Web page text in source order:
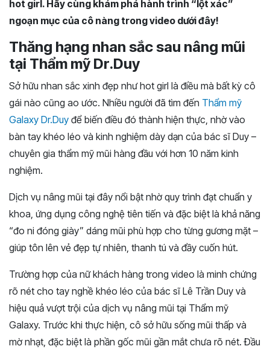
hot girl. Hãy cùng khám phá hành trình “lột xác”
ngoạn mục của cô nàng trong video dưới đây!
Thăng hạng nhan sắc sau nâng mũi
tại Thẩm mỹ Dr.Duy
Sở hữu nhan sắc xinh đẹp như hot girl là điều mà bất kỳ cô
gái nào cũng ao ước. Nhiều người đã tìm đến Thẩm mỹ
Galaxy Dr.Duy để biến điều đó thành hiện thực, nhờ vào
bàn tay khéo léo và kinh nghiệm dày dạn của bác sĩ Duy –
chuyên gia thẩm mỹ mũi hàng đầu với hơn 10 năm kinh
nghiệm.
Dịch vụ nâng mũi tại đây nổi bật nhờ quy trình đạt chuẩn y
khoa, ứng dụng công nghệ tiên tiến và đặc biệt là khả năng
“đo ni đóng giày” dáng mũi phù hợp cho từng gương mặt –
giúp tôn lên vẻ đẹp tự nhiên, thanh tú và đầy cuốn hút.
Trường hợp của nữ khách hàng trong video là minh chứng
rõ nét cho tay nghề khéo léo của bác sĩ Lê Trần Duy và
hiệu quả vượt trội của dịch vụ nâng mũi tại Thẩm mỹ
Galaxy. Trước khi thực hiện, cô sở hữu sống mũi thấp và
mờ nhạt, đặc biệt là phần gốc mũi gần mắt chưa rõ nét. Đầu